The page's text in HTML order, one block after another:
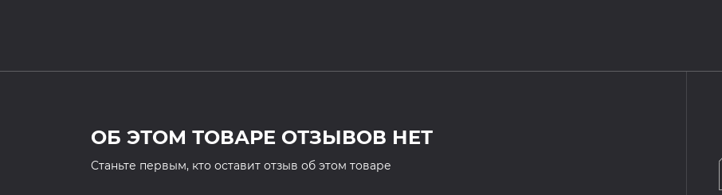
ОБ ЭТОМ ТОВАРЕ ОТЗЫВОВ НЕТ
Cтаньте первым, кто оставит отзыв об этом товаре